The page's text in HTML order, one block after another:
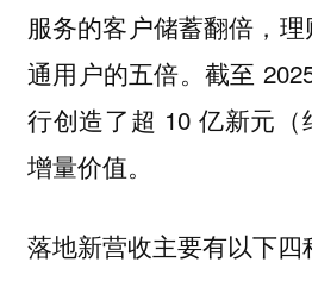
服务的客户储蓄翻倍，
通用户的五倍。截至
行创造了超 10 亿新元
增量价值。
落地新营收主要有以下四